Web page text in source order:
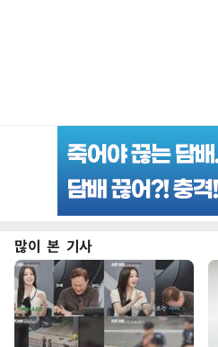
많이 본 기사